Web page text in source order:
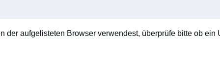
der aufgelisteten Browser verwendest, überprüfe bitte ob ein